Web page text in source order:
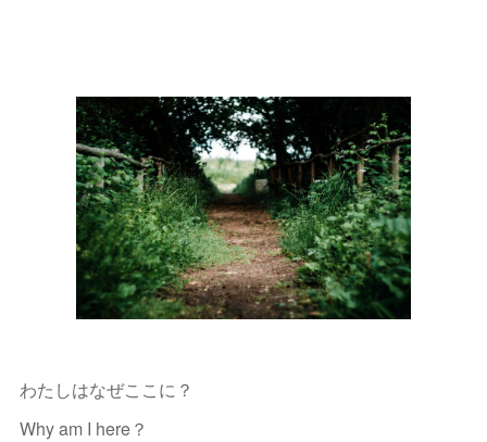
わたしはなぜここに？
Why am I here？